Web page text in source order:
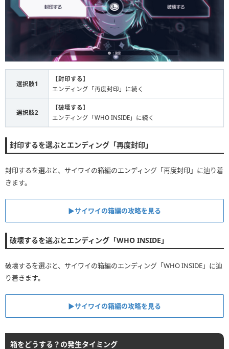
選択肢1
【封印する】
エンディング「再度封印」に続く
選択肢2
【破壊する】
エンディング「WHO INSIDE」に続く
封印するを選ぶとエンディング「再度封印」
封印するを選ぶと、サイワイの箱編のエンディング「再度封印」に辿り着
きます。
▶︎サイワイの箱編の攻略を見る
破壊するを選ぶとエンディング「WHO INSIDE」
破壊するを選ぶと、サイワイの箱編のエンディング「WHO INSIDE」に辿
り着きます。
▶︎サイワイの箱編の攻略を見る
箱をどうする？の発生タイミング